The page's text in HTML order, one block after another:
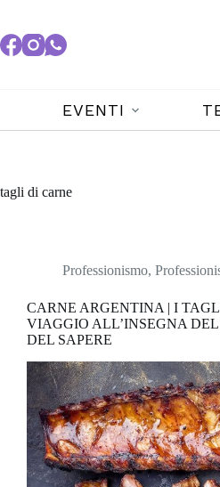
EVENTI
tagli di carne
Professionismo,
CARNE ARGENTINA | I
VIAGGIO ALL’INSEGNA DEL
DEL SAPERE